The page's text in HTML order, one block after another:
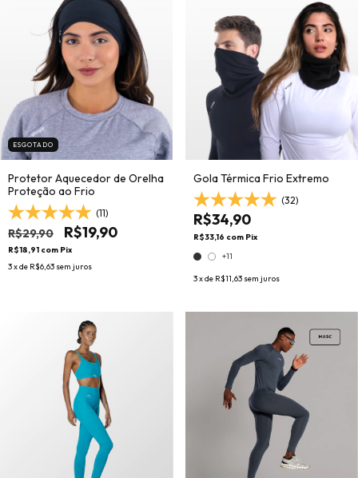
ESGOTADO
Protetor Aquecedor de Orelha
Proteção ao Frio
(11)
R$29,90 R$19,90
R$18,91 com Pix
3x de R$6,63 sem juros
Gola Térmica Frio Extremo
(32)
R$34,90
R$33,16 com Pix
+11
3x de R$11,63 sem juros